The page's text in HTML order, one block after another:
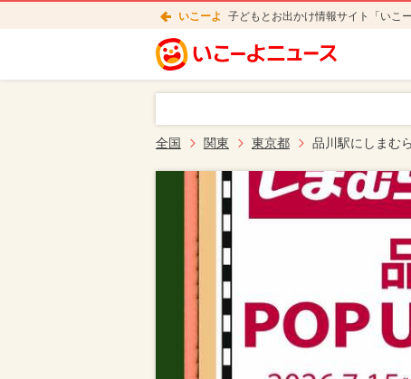
いこーよ 子どもとお出かけ情報サイト「いこ
全国 関東 東京都 品川駅にしまむ